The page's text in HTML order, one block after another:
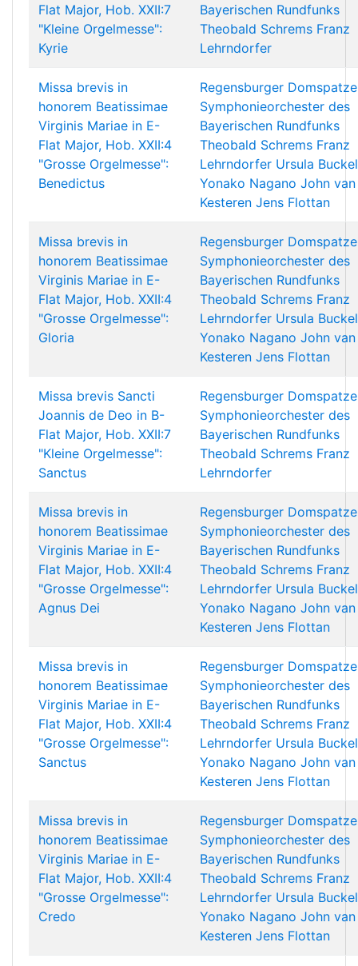
Flat Major, Hob. XXII:7
"Kleine Orgelmesse":
Kyrie
Bayerischen Rundfunks
Theobald Schrems Franz
Lehrndorfer
Missa brevis in
honorem Beatissimae
Virginis Mariae in E-
Flat Major, Hob. XXII:4
"Grosse Orgelmesse":
Benedictus
Regensburger
Symphonieorchester des
Bayerischen Rundfunks
Theobald Schrems Franz
Lehrndorfer Ursula Buckel
Yonako Nagano John van
Kesteren Jens Flottan
Missa brevis in
honorem Beatissimae
Virginis Mariae in E-
Flat Major, Hob. XXII:4
"Grosse Orgelmesse":
Gloria
Regensburger
Symphonieorchester des
Bayerischen Rundfunks
Theobald Schrems Franz
Lehrndorfer Ursula Buckel
Yonako Nagano John van
Kesteren Jens Flottan
Missa brevis Sancti
Joannis de Deo in B-
Flat Major, Hob. XXII:7
"Kleine Orgelmesse":
Sanctus
Regensburger
Symphonieorchester des
Bayerischen Rundfunks
Theobald Schrems Franz
Lehrndorfer
Missa brevis in
honorem Beatissimae
Virginis Mariae in E-
Flat Major, Hob. XXII:4
"Grosse Orgelmesse":
Agnus Dei
Regensburger
Symphonieorchester des
Bayerischen Rundfunks
Theobald Schrems Franz
Lehrndorfer Ursula Buckel
Yonako Nagano John van
Kesteren Jens Flottan
Missa brevis in
honorem Beatissimae
Virginis Mariae in E-
Flat Major, Hob. XXII:4
"Grosse Orgelmesse":
Sanctus
Regensburger
Symphonieorchester des
Bayerischen Rundfunks
Theobald Schrems Franz
Lehrndorfer Ursula Buckel
Yonako Nagano John van
Kesteren Jens Flottan
Missa brevis in
honorem Beatissimae
Virginis Mariae in E-
Flat Major, Hob. XXII:4
"Grosse Orgelmesse":
Credo
Regensburger
Symphonieorchester des
Bayerischen Rundfunks
Theobald Schrems Franz
Lehrndorfer Ursula Buckel
Yonako Nagano John van
Kesteren Jens Flottan